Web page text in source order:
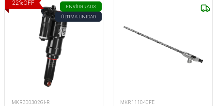
22%OFF
ENVÍOGRATIS
ÚLTIMA UNIDAD
MKR300302GI-R MKR111040FE